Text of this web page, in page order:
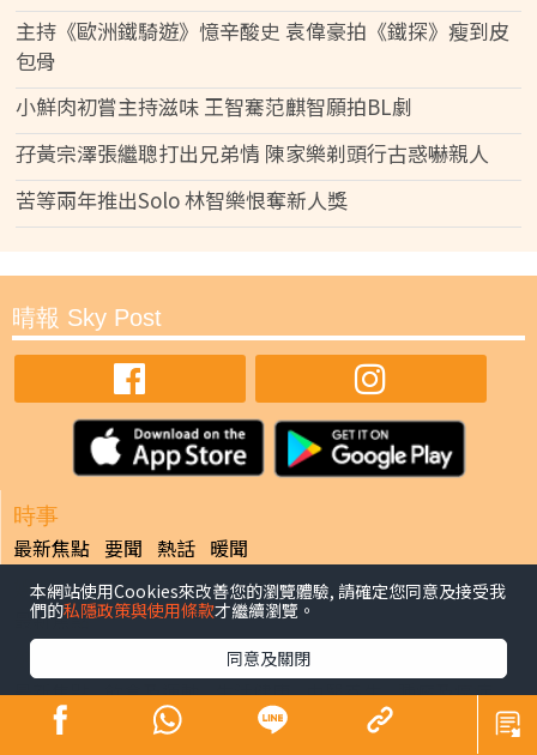
主持《歐洲鐵騎遊》憶辛酸史 袁偉豪拍《鐵探》瘦到皮
包骨
小鮮肉初嘗主持滋味 王智騫范麒智願拍BL劇
孖黃宗澤張繼聰打出兄弟情 陳家樂剃頭行古惑嚇親人
苦等兩年推出Solo 林智樂恨奪新人獎
晴報 Sky Post
時事
最新焦點 要聞 熱話 暖聞
娛樂
最新焦點
最新焦點 飲食及運動 生活健康 中醫養生 腫瘤及癌症
心臟健康
腸胃保健 兒科百問 女性疾病
老人病
本網站使用Cookies來改善您的瀏覽體驗, 請確定您同意及接受我
們的私隱政策與使用條款才繼續瀏覽。
同意及關閉